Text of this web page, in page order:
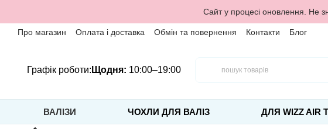
Сайт у процесі оновлення. Не
Про магазин Оплата і доставка Обмін та повернення Контакти Блог
Графік роботи: Щодня: 10:00–19:00
ВАЛІЗИ ЧОХЛИ ДЛЯ ВАЛІЗ ДЛЯ WIZZ AIR